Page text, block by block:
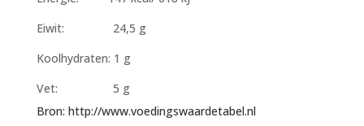
Eiwit: 24,5 g
Koolhydraten: 1 g
Vet: 5 g
Bron: http://www.voedingswaardetabel.nl